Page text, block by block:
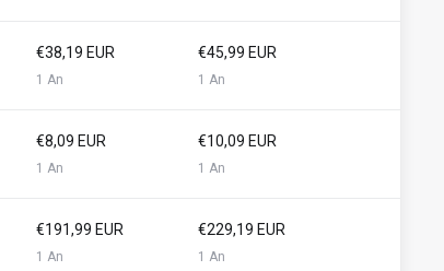
€38,19 EUR
1 An
€45,99 EUR
1 An
€8,09 EUR
1 An
€10,09 EUR
1 An
€191,99 EUR
1 An
€229,19 EUR
1 An